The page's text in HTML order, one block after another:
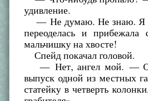
удивление.
— Не думаю. Не знаю. Я
переоделась и
мальчишку на хвосте!
Спейд покачал головой.
— Нет, ангел мой. — Он
выпуск одной из местных
статейку в четверть